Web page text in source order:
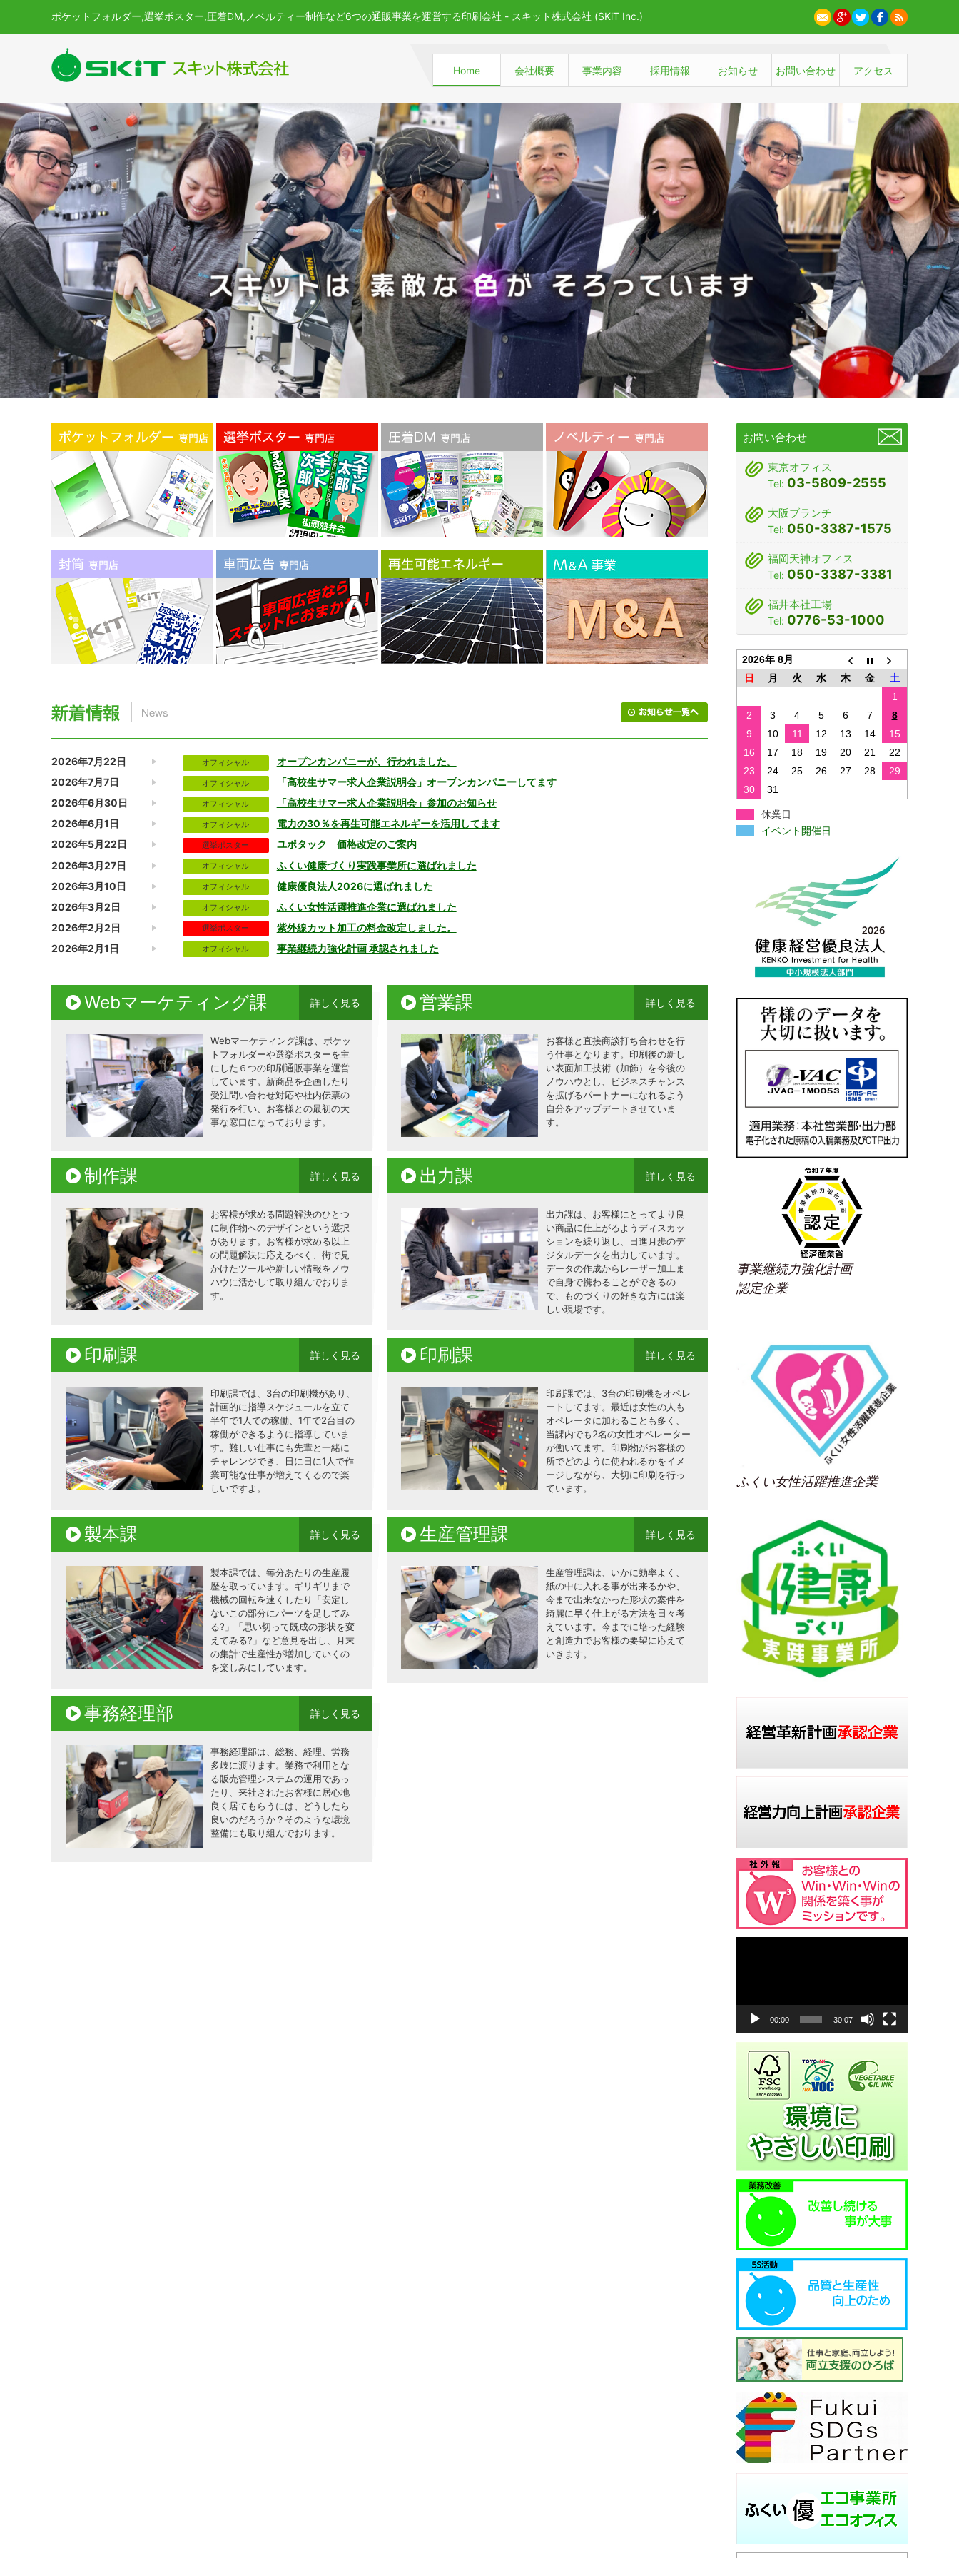
ポケットフォルダー,選挙ポスター,圧着DM,ノベルティー制作など6つの通販事業を運営する印刷会社 - スキット株式会社 (SKiT Inc.)
Home 会社概要 事業内容 採用情報 お知らせ お問い合わせ アクセス
2026年7月22日 オフィシャル
オープンカンパニーが、行われました。
2026年7月7日
オフィシャル
「高校生サマー求人企業説明会」オープンカンパニーしてます
2026年6月30日
オフィシャル
「高校生サマー求人企業説明会」参加のお知らせ
2026年6月1日
オフィシャル
電力の30％を再生可能エネルギーを活用してます
2026年5月22日
選挙ポスター
ユポタック 価格改定のご案内
2026年3月27日
オフィシャル
ふくい健康づくり実践事業所に選ばれました
2026年3月10日
オフィシャル
健康優良法人2026に選ばれました
2026年3月2日
オフィシャル
ふくい女性活躍推進企業に選ばれました
2026年2月2日
選挙ポスター
紫外線カット加工の料金改定しました。
2026年2月1日
オフィシャル 事業継続力強化計画 承認されました
Webマーケティング課 詳しく見る
Webマーケティング課は、ポケッ
トフォルダーや選挙ポスターを主
にした６つの印刷通販事業を運営
しています。新商品を企画したり
受注問い合わせ対応や社内伝票の
発行を行い、お客様との最初の大
事な窓口になっております。
営業課 詳しく見る
お客様と直接商談打ち合わせを行
う仕事となります。印刷後の新し
い表面加工技術（加飾）を今後の
ノウハウとし、ビジネスチャンス
を拡げるパートナーになれるよう
自分をアップデートさせていま
す。
制作課 詳しく見る
お客様が求める問題解決のひとつ
に制作物へのデザインという選択
があります。お客様が求める以上
の問題解決に応えるべく、街で見
かけたツールや新しい情報をノウ
ハウに活かして取り組んでおりま
す。
出力課 詳しく見る
出力課は、お客様にとってより良
い商品に仕上がるようディスカッ
ションを繰り返し、日進月歩のデ
ジタルデータを出力しています。
データの作成からレーザー加工ま
で自身で携わることができるの
で、ものづくりの好きな方には楽
しい現場です。
印刷課 詳しく見る
印刷課では、3台の印刷機があり、
計画的に指導スケジュールを立て
半年で1人での稼働、1年で2台目の
稼働ができるように指導していま
す。難しい仕事にも先輩と一緒に
チャレンジでき、日に日に1人で作
業可能な仕事が増えてくるので楽
しいですよ。
印刷課 詳しく見る
印刷課では、3台の印刷機をオペレ
ートしてます。最近は女性の人も
オペレータに加わることも多く、
当課内でも2名の女性オペレーター
が働いてます。印刷物がお客様の
所でどのように使われるかをイメ
ージしながら、大切に印刷を行っ
ています。
製本課 詳しく見る
製本課では、毎分あたりの生産履
歴を取っています。ギリギリまで
機械の回転を速くしたり「安定し
ないこの部分にパーツを足してみ
る?」「思い切って既成の形状を変
えてみる?」など意見を出し、月末
の集計で生産性が増加していくの
を楽しみにしています。
生産管理課 詳しく見る
生産管理課は、いかに効率よく、
紙の中に入れる事が出来るかや、
今まで出来なかった形状の案件を
綺麗に早く仕上がる方法を日々考
えています。今までに培った経験
と創造力でお客様の要望に応えて
いきます。
事務経理部 詳しく見る
事務経理部は、総務、経理、労務
多岐に渡ります。業務で利用とな
る販売管理システムの運用であっ
たり、来社されたお客様に居心地
良く居てもらうには、どうしたら
良いのだろうか？そのような環境
整備にも取り組んでおります。
お問い合わせ
東京オフィス
Tel: 03-5809-2555
大阪ブランチ
Tel: 050-3387-1575
福岡天神オフィス
Tel: 050-3387-3381
福井本社工場
Tel: 0776-53-1000
2026年 8月
日
月 火 水 木 金
土
1
2
3 4 5 6 7
8
9
10 11 12 13 14
15
16
17 18 19 20 21
22
23
24 25 26 27 28
29
30
31
休業日
イベント開催日
事業継続力強化計画
認定企業
ふくい女性活躍推進企業
ー
ー
00:00 30:07